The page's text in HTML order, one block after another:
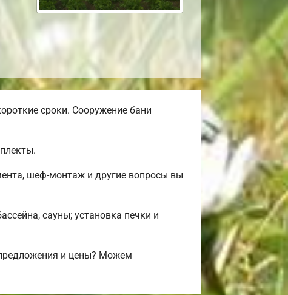
сроки. Сооружение бани
шеф-монтаж и другие вопросы вы
сауны; установка печки и
и цены? Можем